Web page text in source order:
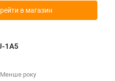
в магазин
1A5
Менше року